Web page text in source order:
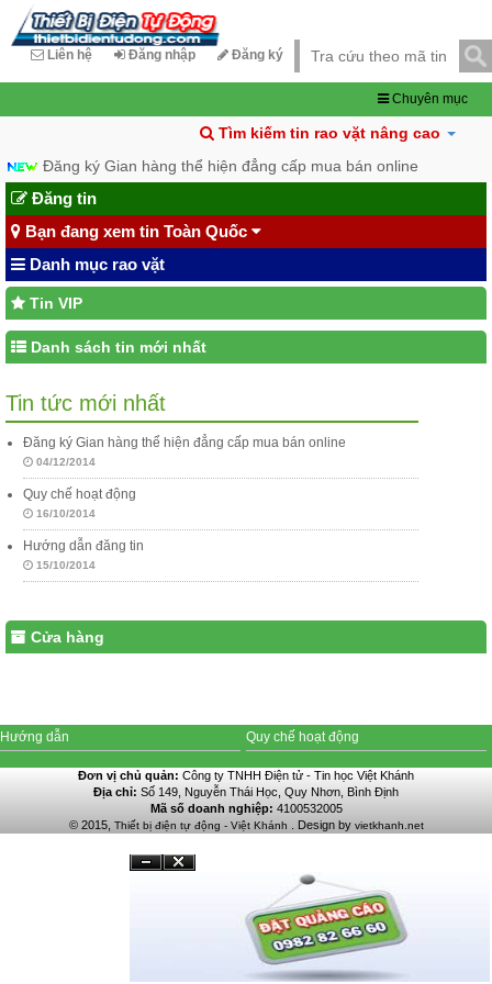
Liên hệ Đăng nhập Đăng ký
Chuyên mục
Tìm kiếm tin rao vặt nâng cao
Đăng ký Gian hàng thể hiện đẳng cấp mua bán online
Đăng tin
Bạn đang xem tin Toàn Quốc
Danh mục rao vặt
Tin VIP
Danh sách tin mới nhất
Tin tức mới nhất
Đăng ký Gian hàng thể hiện đẳng cấp mua bán online
04/12/2014
Quy chế hoạt động
16/10/2014
Hướng dẫn đăng tin
15/10/2014
Cửa hàng
Hướng dẫn Quy chế hoạt động
Đơn vị chủ quản: Công ty TNHH Điện tử - Tin học Việt Khánh
Địa chỉ: Số 149, Nguyễn Thái Học, Quy Nhơn, Bình Định
Mã số doanh nghiệp: 4100532005
© 2015, Thiết bị điện tự động - Việt Khánh . Design by vietkhanh.net